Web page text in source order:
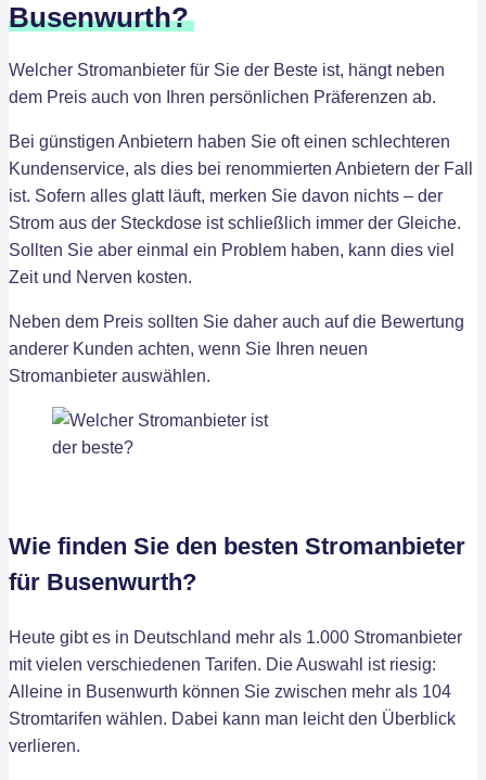
Busenwurth?
Welcher Stromanbieter für Sie der Beste ist, hängt neben
dem Preis auch von Ihren persönlichen Präferenzen ab.
Bei günstigen Anbietern haben Sie oft einen schlechteren
Kundenservice, als dies bei renommierten Anbietern der Fall
ist. Sofern alles glatt läuft, merken Sie davon nichts – der
Strom aus der Steckdose ist schließlich immer der Gleiche.
Sollten Sie aber einmal ein Problem haben, kann dies viel
Zeit und Nerven kosten.
Neben dem Preis sollten Sie daher auch auf die Bewertung
anderer Kunden achten, wenn Sie Ihren neuen
Stromanbieter auswählen.
Wie finden Sie den besten Stromanbieter
für Busenwurth?
Heute gibt es in Deutschland mehr als 1.000 Stromanbieter
mit vielen verschiedenen Tarifen. Die Auswahl ist riesig:
Alleine in Busenwurth können Sie zwischen mehr als 104
Stromtarifen wählen. Dabei kann man leicht den Überblick
verlieren.